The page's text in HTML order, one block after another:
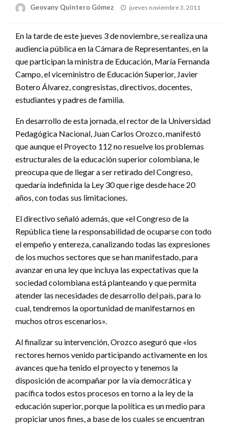
Geovany Quintero Gómez
Publicado
jueves noviembre 3, 2011
En la tarde de este jueves 3 de noviembre, se realiza una
audiencia pública en la Cámara de Representantes, en la
que participan la ministra de Educación, María Fernanda
Campo, el viceministro de Educación Superior, Javier
Botero Álvarez, congresistas, directivos, docentes,
estudiantes y padres de familia.
En desarrollo de esta jornada, el rector de la Universidad
Pedagógica Nacional, Juan Carlos Orozco, manifestó
que aunque el Proyecto 112 no resuelve los problemas
estructurales de la educación superior colombiana, le
preocupa que de llegar a ser retirado del Congreso,
quedaría indefinida la Ley 30 que rige desde hace 20
años, con todas sus limitaciones.
El directivo señaló además, que «el Congreso de la
República tiene la responsabilidad de ocuparse con todo
el empeño y entereza, canalizando todas las expresiones
de los muchos sectores que se han manifestado, para
avanzar en una ley que incluya las expectativas que la
sociedad colombiana está planteando y que permita
atender las necesidades de desarrollo del país, para lo
cual, tendremos la oportunidad de manifestarnos en
muchos otros escenarios».
Al finalizar su intervención, Orozco aseguró que «los
rectores hemos venido participando activamente en los
avances que ha tenido el proyecto y tenemos la
disposición de acompañar por la vía democrática y
pacífica todos estos procesos en torno a la ley de la
educación superior, porque la política es un medio para
propiciar unos fines, a base de los cuales se encuentran